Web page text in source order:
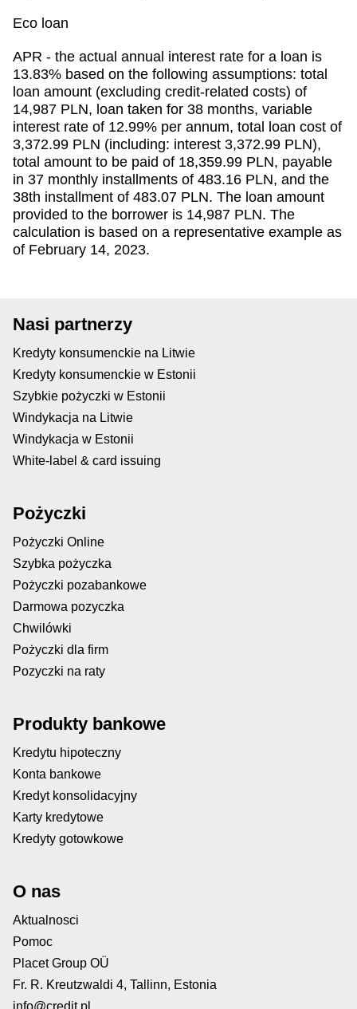
Eco loan
APR - the actual annual interest rate for a loan is
13.83% based on the following assumptions: total
loan amount (excluding credit-related costs) of
14,987 PLN, loan taken for 38 months, variable
interest rate of 12.99% per annum, total loan cost of
3,372.99 PLN (including: interest 3,372.99 PLN),
total amount to be paid of 18,359.99 PLN, payable
in 37 monthly installments of 483.16 PLN, and the
38th installment of 483.07 PLN. The loan amount
provided to the borrower is 14,987 PLN. The
calculation is based on a representative example as
of February 14, 2023.
Nasi partnerzy
Kredyty konsumenckie na Litwie
Kredyty konsumenckie w Estonii
Szybkie pożyczki w Estonii
Windykacja na Litwie
Windykacja w Estonii
White-label & card issuing
Pożyczki
Pożyczki Online
Szybka pożyczka
Pożyczki pozabankowe
Darmowa pozyczka
Chwilówki
Pożyczki dla firm
Pozyczki na raty
Produkty bankowe
Kredytu hipoteczny
Konta bankowe
Kredyt konsolidacyjny
Karty kredytowe
Kredyty gotowkowe
O nas
Aktualnosci
Pomoc
Placet Group OÜ
Fr. R. Kreutzwaldi 4, Tallinn, Estonia
info@credit.pl